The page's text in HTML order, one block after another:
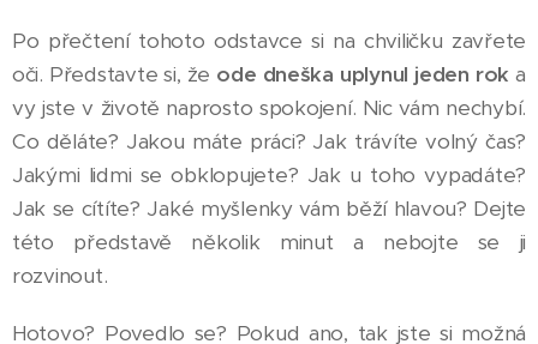
Po přečtení tohoto odstavce si na chviličku zavřete
oči. Představte si, že ode dneška uplynul jeden rok a
vy jste v životě naprosto spokojení. Nic vám nechybí.
Co děláte? Jakou máte práci? Jak trávíte volný čas?
Jakými lidmi se obklopujete? Jak u toho vypadáte?
Jak se cítíte? Jaké myšlenky vám běží hlavou? Dejte
této představě několik minut a nebojte se ji
rozvinout.
Hotovo? Povedlo se? Pokud ano, tak jste si možná